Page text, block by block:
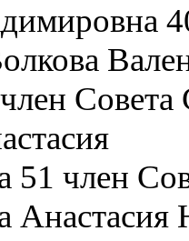
51 член
Анастасия